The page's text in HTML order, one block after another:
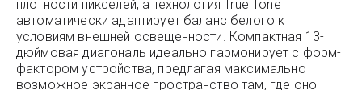
плотности пикселей, а технология True Tone
автоматически адаптирует баланс белого к
условиям внешней освещенности. Компактная 13-
дюймовая диагональ идеально гармонирует с форм-
фактором устройства, предлагая максимально
возможное экранное пространство там, где оно